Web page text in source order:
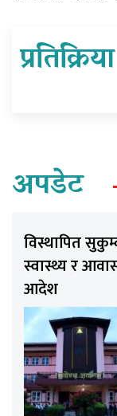
प्रतिक्रिया
अपडेट
विस्थापित
स्वास्थ्य र
आदेश